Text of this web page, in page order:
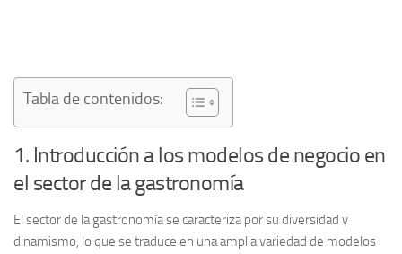
Tabla de contenidos:
1. Introducción a los modelos de negocio en
el sector de la gastronomía
El sector de la gastronomía se caracteriza por su diversidad y
dinamismo, lo que se traduce en una amplia variedad de modelos